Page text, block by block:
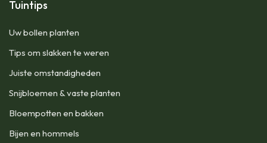
Tuintips
Uw bollen planten
Tips om slakken te weren
Juiste omstandigheden
Snijbloemen & vaste planten
Bloempotten en bakken
Bijen en hommels